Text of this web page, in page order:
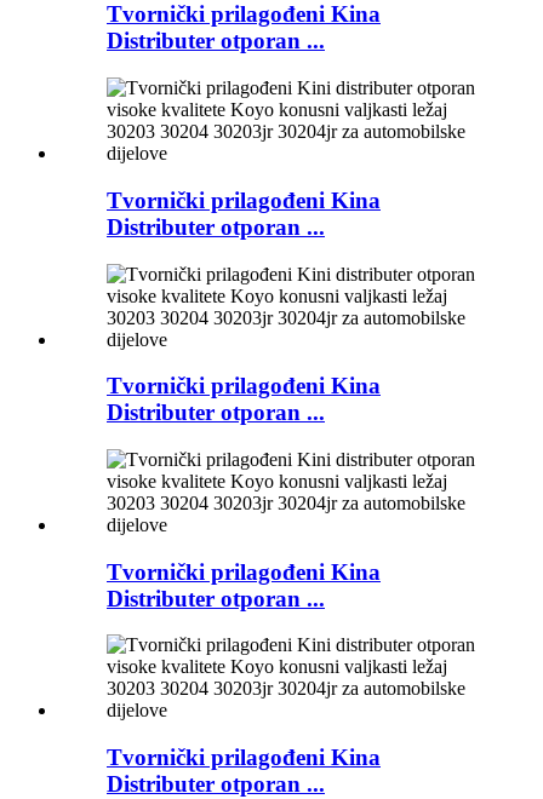
Tvornički prilagođeni Kina
Distributer otporan ...
Tvornički prilagođeni Kina
Distributer otporan ...
Tvornički prilagođeni Kina
Distributer otporan ...
Tvornički prilagođeni Kina
Distributer otporan ...
Tvornički prilagođeni Kina
Distributer otporan ...